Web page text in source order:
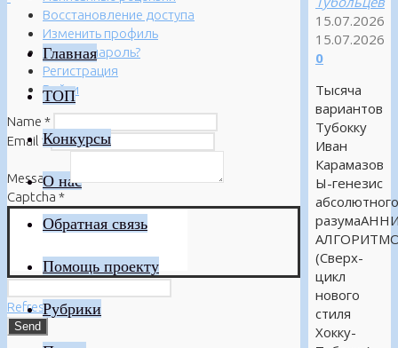
Главная
ТОП
Конкурсы
О нас
Обратная связь
Помощь проекту
Рубрики
15.07.2026
15.07.2026
0
Тысяча
вариантов
Тубокку
Иван
Карамазов
Ы-генезис
(Сверх-
цикл
нового
стиля
Хокку-
Восстановление доступа
Изменить профиль
Забыли пароль?
Регистрация
Войти
Name *
Email *
Message*
Captcha *
Refresh